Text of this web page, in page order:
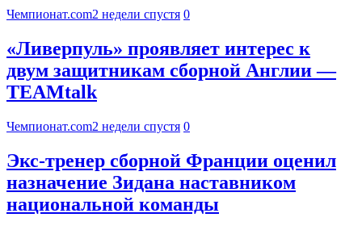
Чемпионат.com2 недели спустя 0
«Ливерпуль» проявляет интерес к
двум защитникам сборной Англии —
TEAMtalk
Чемпионат.com2 недели спустя 0
Экс-тренер сборной Франции оценил
назначение Зидана наставником
национальной команды